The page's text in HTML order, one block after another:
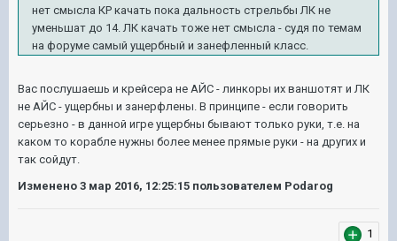
нет смысла КР качать пока дальность стрельбы ЛК не
уменьшат до 14. ЛК качать тоже нет смысла - судя по темам
на форуме самый ущербный и занефленный класс.
Вас послушаешь и крейсера не АЙС - линкоры их ваншотят и ЛК
не АЙС - ущербны и занерфлены. В принципе - если говорить
серьезно - в данной игре ущербны бывают только руки, т.е. на
каком то корабле нужны более менее прямые руки - на других и
так сойдут.
Изменено 3 мар 2016, 12:25:15 пользователем Podarog
1